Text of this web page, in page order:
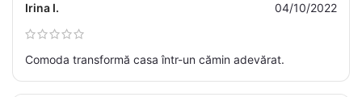
Irina I. 04/10/2022
Comoda transformă casa într-un cămin adevărat.